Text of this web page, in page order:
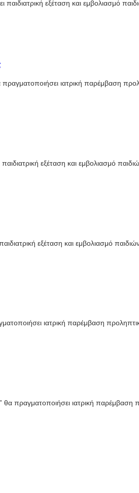
εξέταση και εμβολιασμό
ιατρική παρέμβαση
εξέταση και εμβολιασμό
εξέταση και εμβολιασμό
ιατρική παρέμβαση
πραγματοποιήσει ιατρική παρέμβαση